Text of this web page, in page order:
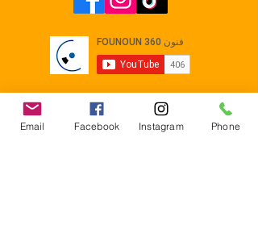
Email Facebook Instagram Phone